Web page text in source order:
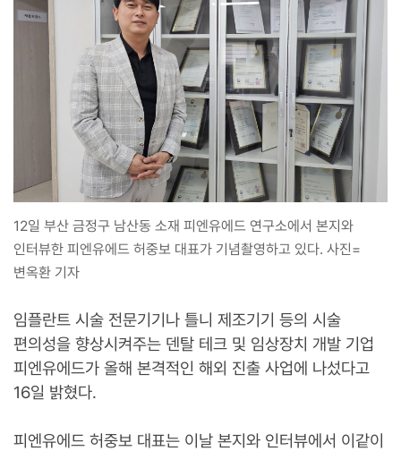
12일 부산 금정구 남산동 소재 피엔유에드 연구소에서 본지와
인터뷰한 피엔유에드 허중보 대표가 기념촬영하고 있다. 사진=
변옥환 기자
임플란트 시술 전문기기나 틀니 제조기기 등의 시술
편의성을 향상시켜주는 덴탈 테크 및 임상장치 개발 기업
피엔유에드가 올해 본격적인 해외 진출 사업에 나섰다고
16일 밝혔다.
피엔유에드 허중보 대표는 이날 본지와 인터뷰에서 이같이